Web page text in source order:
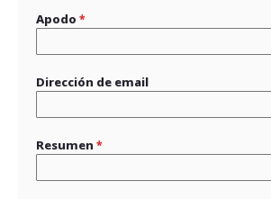
Apodo
Dirección de email
Resumen